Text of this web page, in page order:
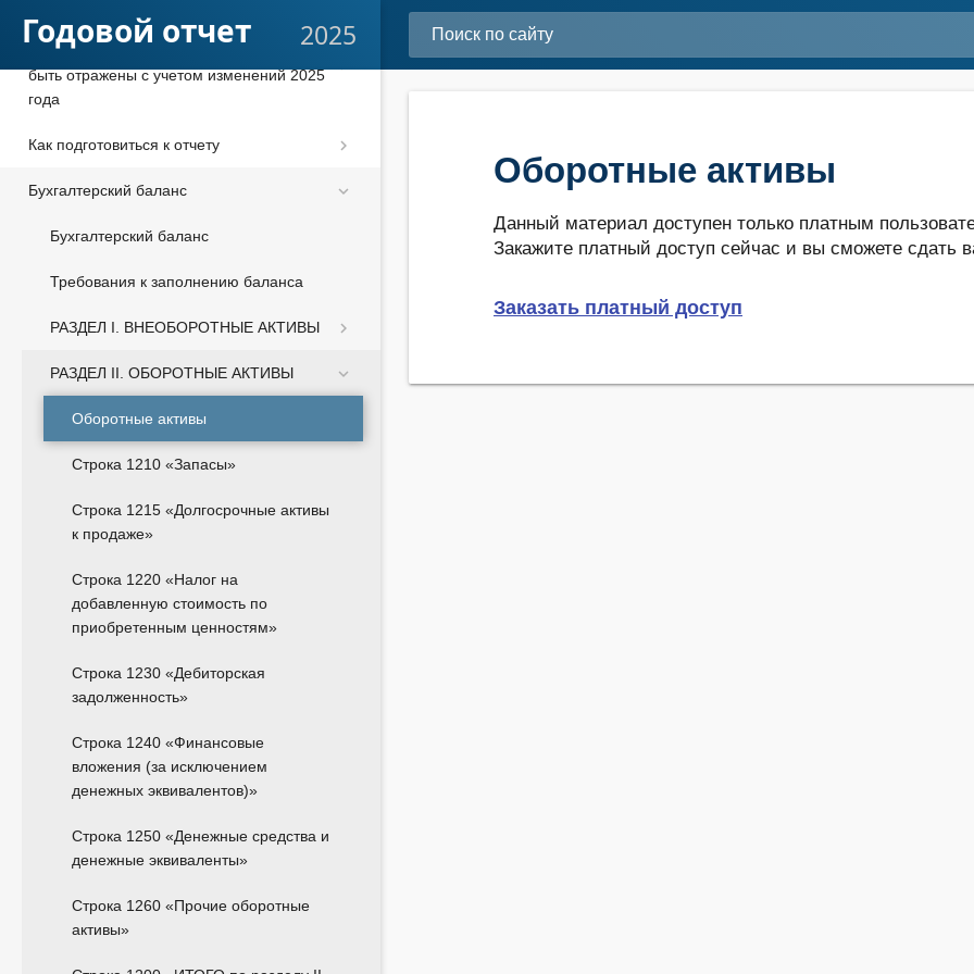
Годовой отчет 2025
Проверьте эти показатели, они должны
быть отражены с учетом изменений 2025
года
Как подготовиться к отчету
Бухгалтерский баланс
Бухгалтерский баланс
Требования к заполнению баланса
РАЗДЕЛ I. ВНЕОБОРОТНЫЕ АКТИВЫ
РАЗДЕЛ II. ОБОРОТНЫЕ АКТИВЫ
Оборотные активы
Строка 1210 «Запасы»
Строка 1215 «Долгосрочные активы
к продаже»
Строка 1220 «Налог на
добавленную стоимость по
приобретенным ценностям»
Строка 1230 «Дебиторская
задолженность»
Строка 1240 «Финансовые
вложения (за исключением
денежных эквивалентов)»
Строка 1250 «Денежные средства и
денежные эквиваленты»
Строка 1260 «Прочие оборотные
активы»
Оборотные активы
Данный материал доступен только платным
Закажите платный доступ сейчас и вы сможете сдать
Заказать платный доступ